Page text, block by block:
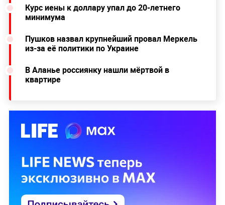
Курс иены к доллару упал до 20-летнего
минимума
Пушков назвал крупнейший провал Меркель
из-за её политики по Украине
В Аланье россиянку нашли мёртвой в
квартире